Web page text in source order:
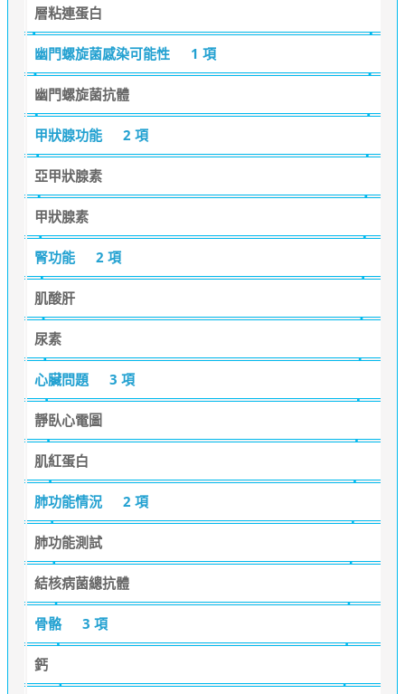
層粘連蛋白
幽門螺旋菌感染可能性 1 項
幽門螺旋菌抗體
甲狀腺功能 2 項
亞甲狀腺素
甲狀腺素
腎功能 2 項
肌酸肝
尿素
心臟問題 3 項
靜臥心電圖
肌紅蛋白
肺功能情況 2 項
肺功能測試
結核病菌總抗體
骨骼 3 項
鈣